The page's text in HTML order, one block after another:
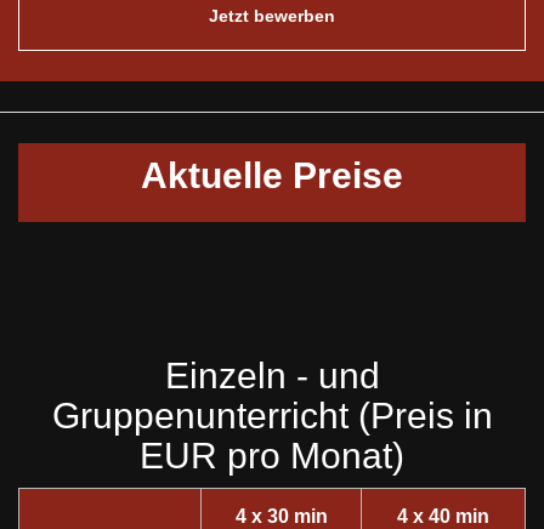
Jetzt bewerben
Aktuelle Preise
Einzeln - und
Gruppenunterricht (Preis in
EUR pro Monat)
4 x 30 min 4 x 40 min